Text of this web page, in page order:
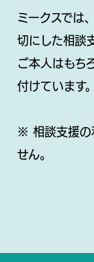
ミークスでは
切にした相談
ご本人はもち
付けています。
※ 相談支援の
せん。